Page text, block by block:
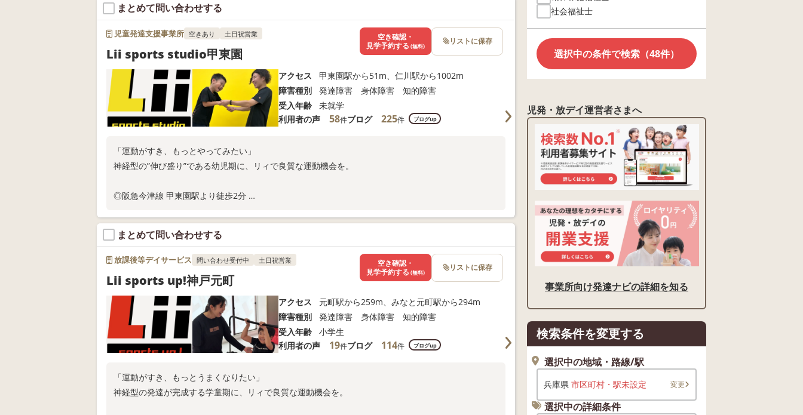
お電話またはWEB問い合わせにてお問い合わせください。
まとめて問い合わせする
児童発達支援事業所 空きあり 土日祝営業
Lii sports studio甲東園
アクセス
甲東園駅から51m、仁川駅から1002m
障害種別
発達障害 身体障害 知的障害
受入年齢
未就学
利用者の声
58件ブログ 225件 ブログup
「運動がすき、もっとやってみたい」
神経型の”伸び盛り”である幼児期に、リィで良質な運動機会を。
◎阪急今津線 甲東園駅より徒歩2分
◎スタジオ体験随時実施中
お電話またはWEB問い合わせにてお問い合わせください。
空き確認・
見学予約する (無料) リストに保存
まとめて問い合わせする
放課後等デイサービス 問い合わせ受付中 土日祝営業
Lii sports up!神戸元町
アクセス
元町駅から259m、みなと元町駅から294m
障害種別
発達障害 身体障害 知的障害
受入年齢
小学生
利用者の声
19件ブログ 114件 ブログup
「運動がすき、もっとうまくなりたい」
神経型の発達が完成する学童期に、リィで良質な運動機会を。
空き確認・
見学予約する (無料) リストに保存
社会福祉士
選択中の条件で検索（48件）
児発・放デイ運営者さまへ
事業所向け発達ナビの詳細を知る
検索条件を変更する
選択中の地域・路線/駅
兵庫県 市区町村・駅未設定 変更
選択中の詳細条件